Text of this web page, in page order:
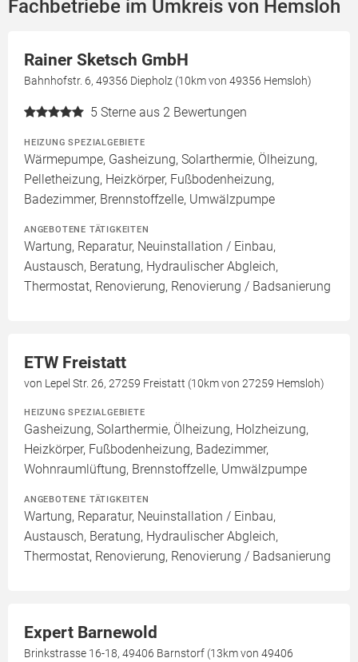
Fachbetriebe im Umkreis von Hemsloh
Rainer Sketsch GmbH
Bahnhofstr. 6, 49356 Diepholz (10km von 49356 Hemsloh)
5 Sterne aus 2 Bewertungen
HEIZUNG SPEZIALGEBIETE
Wärmepumpe, Gasheizung, Solarthermie, Ölheizung,
Pelletheizung, Heizkörper, Fußbodenheizung,
Badezimmer, Brennstoffzelle, Umwälzpumpe
ANGEBOTENE TÄTIGKEITEN
Wartung, Reparatur, Neuinstallation / Einbau,
Austausch, Beratung, Hydraulischer Abgleich,
Thermostat, Renovierung, Renovierung / Badsanierung
ETW Freistatt
von Lepel Str. 26, 27259 Freistatt (10km von 27259 Hemsloh)
HEIZUNG SPEZIALGEBIETE
Gasheizung, Solarthermie, Ölheizung, Holzheizung,
Heizkörper, Fußbodenheizung, Badezimmer,
Wohnraumlüftung, Brennstoffzelle, Umwälzpumpe
ANGEBOTENE TÄTIGKEITEN
Wartung, Reparatur, Neuinstallation / Einbau,
Austausch, Beratung, Hydraulischer Abgleich,
Thermostat, Renovierung, Renovierung / Badsanierung
Expert Barnewold
Brinkstrasse 16-18, 49406 Barnstorf (13km von 49406